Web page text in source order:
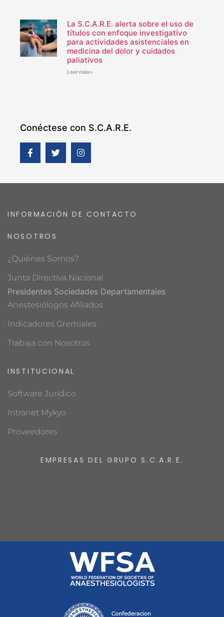
La S.C.A.R.E. alerta sobre el uso de
títulos con enfoque investigativo
para actividades asistenciales en
medicina del dolor y cuidados
paliativos
Leer más»
Conéctese con S.C.A.R.E.
INFORMACIÓN DE CONTACTO
NOSOTROS
¿Quiénes Somos?
Junta Directiva Nacional
Presidentes Sociedades Departamentales
Anestesiólogos Afiliados
Indicadores Gremiales
Trabaja con Nosotros
INSTITUCIONAL
Software Jurídico
Intranet Mykyo
Proveedores
EMPRESAS DEL GRUPO S.C.A.R.E.